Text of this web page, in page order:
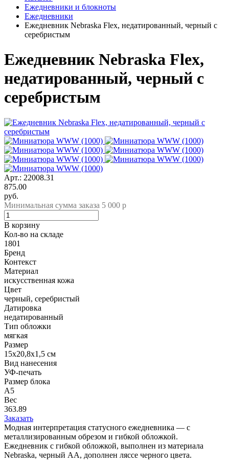
Ежедневники и блокноты
Ежедневники
Ежедневник Nebraska Flex, недатированный, черный с
серебристым
Ежедневник Nebraska Flex,
недатированный, черный с
серебристым
Арт.: 22008.31
875.00
руб.
Минимальная сумма заказа 5 000 р
В корзину
Кол-во на складе
1801
Бренд
Контекст
Материал
искусственная кожа
Цвет
черный, серебристый
Датировка
недатированный
Тип обложки
мягкая
Размер
15х20,8х1,5 см
Вид нанесения
УФ-печать
Размер блока
А5
Вес
363.89
Заказать
Модная интерпретация статусного ежедневника — с
металлизированным обрезом и гибкой обложкой.
Ежедневник с гибкой обложкой, выполнен из материала
Nebraska, черный АА, дополнен ляссе черного цвета.